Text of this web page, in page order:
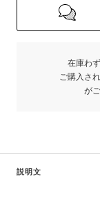
在庫わ
ご購入さ
が
説明文